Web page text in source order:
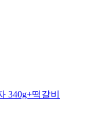
340g+떡갈비